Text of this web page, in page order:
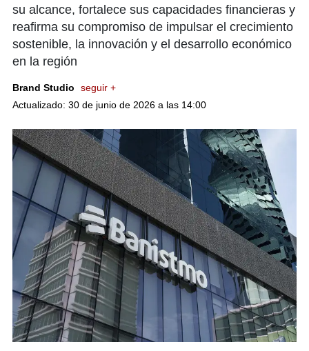
su alcance, fortalece sus capacidades financieras y
reafirma su compromiso de impulsar el crecimiento
sostenible, la innovación y el desarrollo económico
en la región
Brand Studio
seguir +
Actualizado: 30 de junio de 2026 a las 14:00